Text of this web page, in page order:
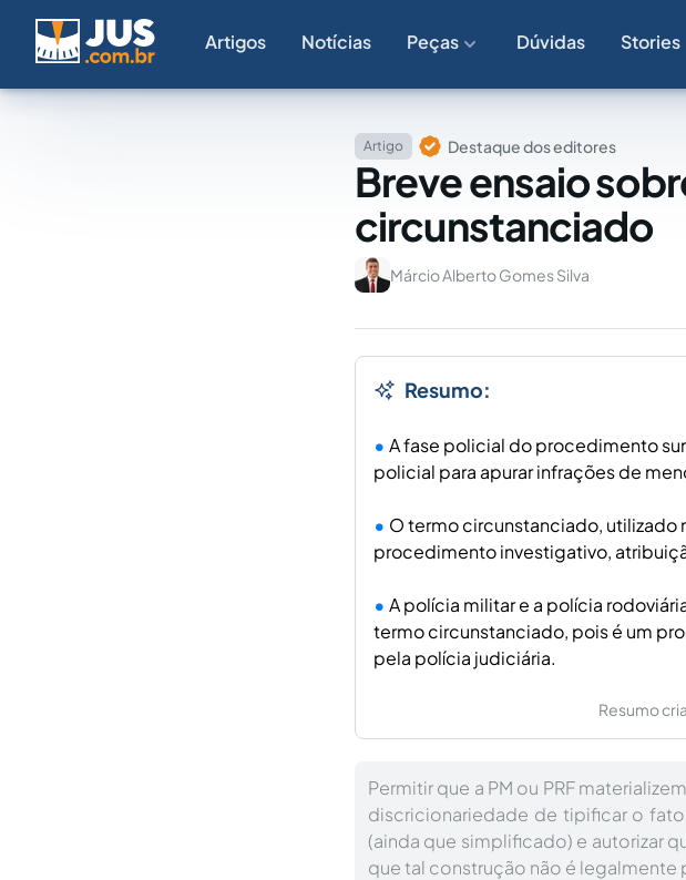
Artigos Notícias Peças Dúvidas Stories
Artigo Destaque dos editores
Breve ensaio
circunstanciado
Márcio Alberto Gomes Silva
Resumo:
A fase policial do procedimento
policial para apurar infrações de
O termo circunstanciado,
procedimento investigativo,
A polícia militar e a polícia
termo circunstanciado, pois é um
pela polícia judiciária.
Resumo
Permitir que a PM ou PRF
discricionariedade de tipificar o
(ainda que simplificado) e autorizar
que tal construção não é legalmente